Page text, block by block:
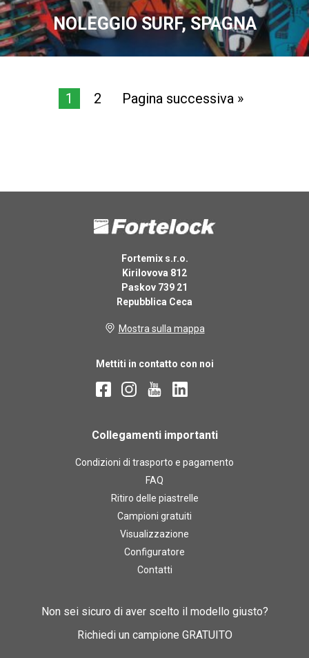
NOLEGGIO SURF, SPAGNA
1 2 Pagina successiva »
Fortemix s.r.o.
Kirilovova 812
Paskov 739 21
Repubblica Ceca
Mostra sulla mappa
Mettiti in contatto con noi
Collegamenti importanti
Condizioni di trasporto e pagamento
FAQ
Ritiro delle piastrelle
Campioni gratuiti
Visualizzazione
Configuratore
Contatti
Non sei sicuro di aver scelto il modello giusto?
Richiedi un campione GRATUITO